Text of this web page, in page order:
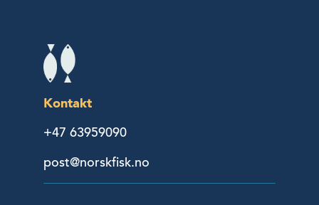
Kontakt
+47 63959090
post@norskfisk.no